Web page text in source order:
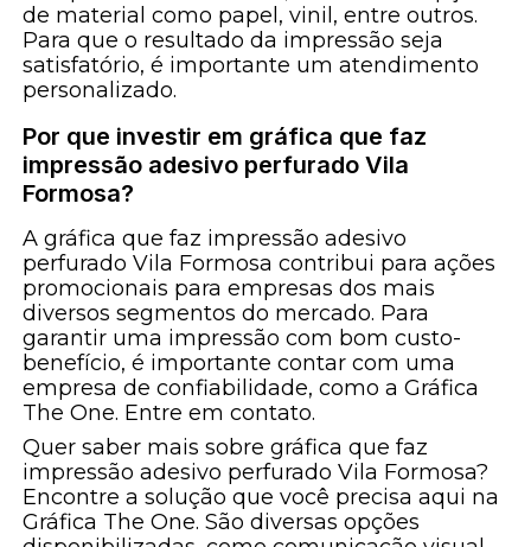
de material como papel, vinil, entre outros.
Para que o resultado da impressão seja
satisfatório, é importante um atendimento
personalizado.
Por que investir em gráfica que faz
impressão adesivo perfurado Vila
Formosa?
A gráfica que faz impressão adesivo
perfurado Vila Formosa contribui para ações
promocionais para empresas dos mais
diversos segmentos do mercado. Para
garantir uma impressão com bom custo-
benefício, é importante contar com uma
empresa de confiabilidade, como a Gráfica
The One. Entre em contato.
Quer saber mais sobre gráfica que faz
impressão adesivo perfurado Vila Formosa?
Encontre a solução que você precisa aqui na
Gráfica The One. São diversas opções